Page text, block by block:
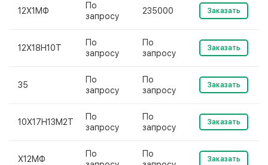
12Х1МФ
По
запросу
235000 Заказать
12Х18Н10Т
По
запросу
По
запросу
Заказать
35
По
запросу
По
запросу
Заказать
10Х17Н13М2Т
По
запросу
По
запросу
Заказать
Х12МФ
По
По
Заказать